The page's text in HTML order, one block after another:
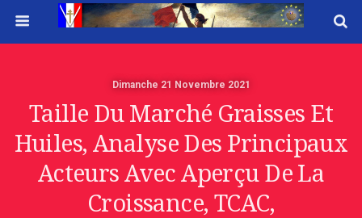
Dimanche 21 Novembre 2021
Taille Du Marché Graisses Et
Huiles, Analyse Des Principaux
Acteurs Avec Aperçu De La
Croissance, TCAC,